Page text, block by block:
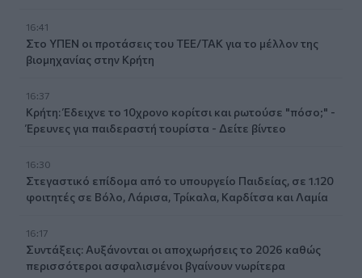
16:41
Στο ΥΠΕΝ οι προτάσεις του ΤΕΕ/ΤΑΚ για το μέλλον της
βιομηχανίας στην Κρήτη
16:37
Κρήτη: Έδειχνε το 10χρονο κορίτσι και ρωτούσε "πόσο;" -
Έρευνες για παιδεραστή τουρίστα - Δείτε βίντεο
16:30
Στεγαστικό επίδομα από το υπουργείο Παιδείας, σε 1.120
φοιτητές σε Βόλο, Λάρισα, Τρίκαλα, Καρδίτσα και Λαμία
16:17
Συντάξεις: Αυξάνονται οι αποχωρήσεις το 2026 καθώς
περισσότεροι ασφαλισμένοι βγαίνουν νωρίτερα